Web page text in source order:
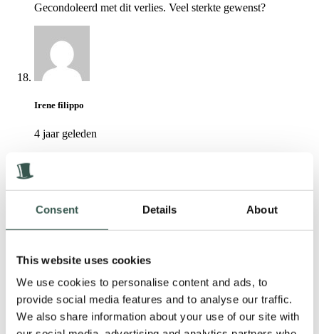
Consent Details About
This website uses cookies
We use cookies to personalise content and ads, to
provide social media features and to analyse our traffic.
We also share information about your use of our site with
Gecondoleerd met dit verlies. Veel sterkte gewenst?
Irene filippo
4 jaar geleden
4 jaar geleden
Gecondoleerd en heel veel sterkte gewenst